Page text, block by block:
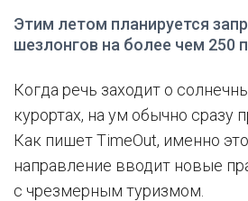
Этим летом планируется
шезлонгов на более чем 250
Когда речь заходит о
курортах, на ум обычно сразу
Как пишет TimeOut, именно
направление вводит новые
с чрезмерным туризмом.